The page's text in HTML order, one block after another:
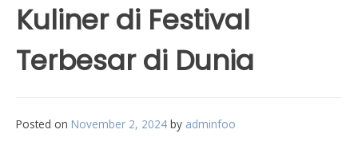
Kuliner di Festival
Terbesar di Dunia
Posted on November 2, 2024 by adminfoo